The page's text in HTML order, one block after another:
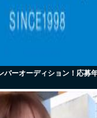
バーオーディション！応募